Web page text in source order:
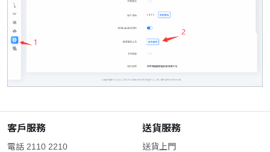
客戶服務
電話 2110 2210
送貨服務
送貨上門